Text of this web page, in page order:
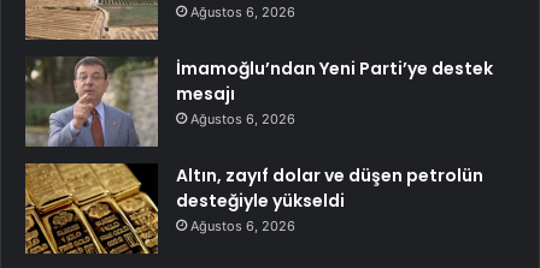
Ağustos 6, 2026
İmamoğlu’ndan Yeni Parti’ye destek
mesajı
Ağustos 6, 2026
Altın, zayıf dolar ve düşen petrolün
desteğiyle yükseldi
Ağustos 6, 2026